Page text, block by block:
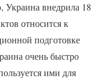
Украина внедрила 18
относится к
подготовке
очень быстро
ими для